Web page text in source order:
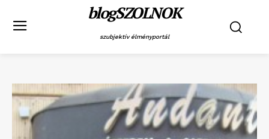
blogSZOLNOK
szubjektív élményportál